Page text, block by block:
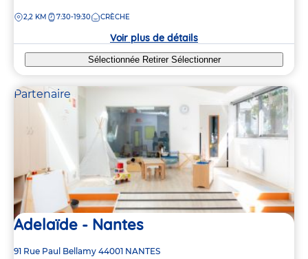
la
DISTANCE
2,2 KM 7:30-19:30 CRÈCHE
Voir plus de détails
Sélectionnée Retirer Sélectionner
Partenaire
Adelaïde - Nantes
Adresse
91 Rue Paul Bellamy 44001 NANTES